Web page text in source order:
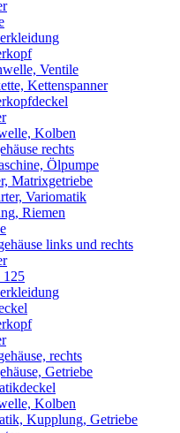
Ventile
Kettenspanner
Kolben
rechts
Ölpumpe
Matrixgetriebe
Variomatik
Riemen
links und rechts
125
rechts
Getriebe
Kolben
Kupplung, Getriebe